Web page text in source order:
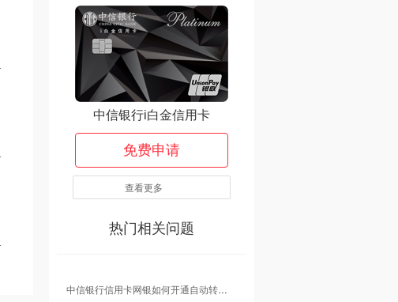
中信银行i白金信用卡
免费申请
查看更多
热门相关问题
中信银行信用卡网银如何开通自动转账还款？